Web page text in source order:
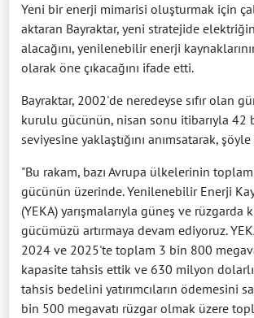
Yeni bir enerji mimarisi oluşturmak için
aktaran Bayraktar, yeni stratejide
alacağını, yenilenebilir enerji
olarak öne çıkacağını ifade etti.
Bayraktar, 2002'de neredeyse sıfır olan
kurulu gücünün, nisan sonu itibarıyla 42
seviyesine yaklaştığını anımsatarak,
"Bu rakam, bazı Avrupa ülkelerinin
gücünün üzerinde. Yenilenebilir Enerji
(YEKA) yarışmalarıyla güneş ve rüzgarda
gücümüzü artırmaya devam ediyoruz.
2024 ve 2025'te toplam 3 bin 800
kapasite tahsis ettik ve 630 milyon
tahsis bedelini yatırımcıların ödemesini
bin 500 megavatı rüzgar olmak üzere